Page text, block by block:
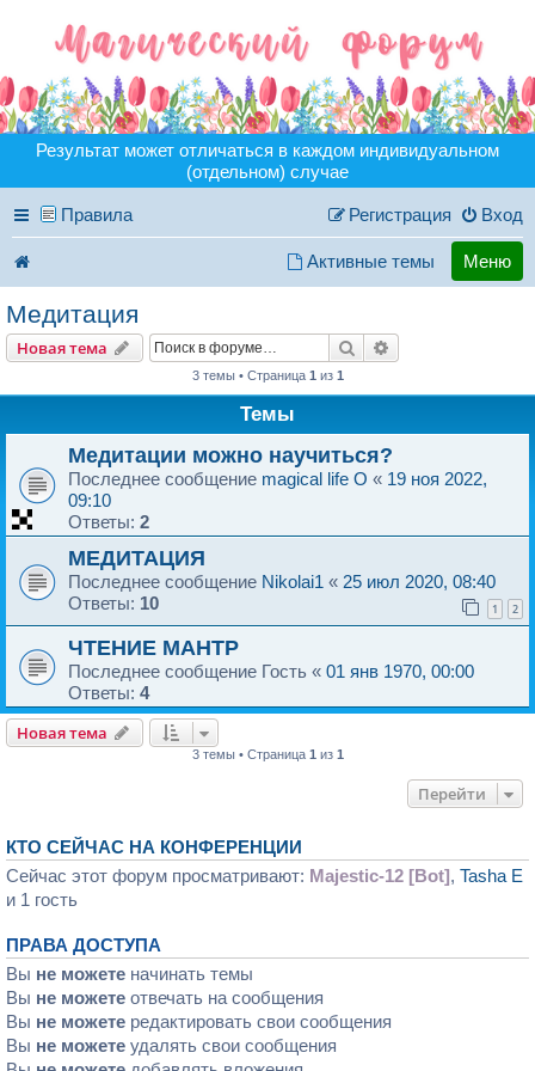
Результат может отличаться в каждом индивидуальном
(отдельном) случае
Правила Вход
Регистрация
Активные темы Меню
Медитация
Новая тема Поиск
3 темы • Страница 1 из 1
Темы
Медитации можно научиться?
Последнее сообщение magical life O « 19 ноя 2022,
09:10
Ответы: 2
МЕДИТАЦИЯ
Последнее сообщение Nikolai1 « 25 июл 2020, 08:40
Ответы: 10 1 2
ЧТЕНИЕ МАНТР
Последнее сообщение Гость « 01 янв 1970, 00:00
Ответы: 4
Новая тема
3 темы • Страница 1 из 1
Перейти
КТО СЕЙЧАС НА КОНФЕРЕНЦИИ
Сейчас этот форум просматривают: Majestic-12 [Bot], Tasha E
и 1 гость
ПРАВА ДОСТУПА
Вы не можете начинать темы
Вы не можете отвечать на сообщения
Вы не можете редактировать свои сообщения
Вы не можете удалять свои сообщения